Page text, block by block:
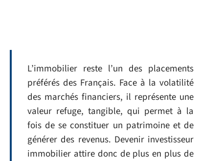
L’immobilier reste l’un des placements
préférés des Français. Face à la volatilité
des marchés financiers, il représente une
valeur refuge, tangible, qui permet à la
fois de se constituer un patrimoine et de
générer des revenus. Devenir investisseur
immobilier attire donc de plus en plus de